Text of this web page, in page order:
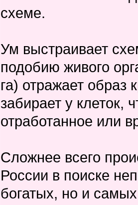
схеме.
Ум выстраивает
подобию живого
га) отражает образ
забирает у клеток,
отработанное или
Сложнее всего
России в поиске
богатых, но и